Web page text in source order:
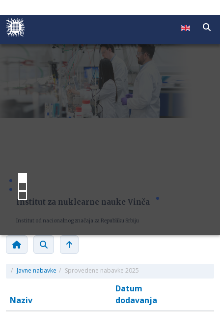
Institut za nuklearne nauke Vinča
Institut od nacionalnog značaja za Republiku Srbiju
/ Javne nabavke / Sprovedene nabavke 2025
Naziv
Datum
dodavanja